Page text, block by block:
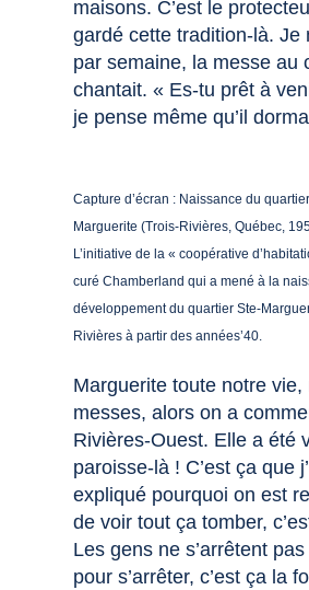
maisons. C’est le
gardé cette tradition-là.
par semaine, la messe au
chantait. « Es-tu prêt à
je pense même qu’il
Capture d’écran : Naissance du
Marguerite (Trois-Rivières, Québec,
L’initiative de la « coopérative
curé Chamberland qui a mené à la
développement du quartier Ste-
Rivières à partir des années’40.
Marguerite toute notre
messes, alors on a
Rivières-Ouest. Elle a été
paroisse-là ! C’est ça que
expliqué pourquoi on est
de voir tout ça tomber,
Les gens ne s’arrêtent
pour s’arrêter, c’est ça la